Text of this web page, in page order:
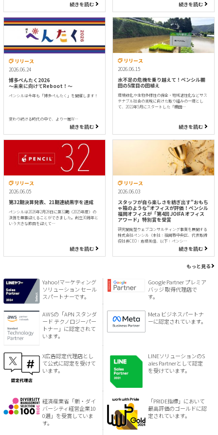
続きを読む 続きを読む
リリース
2026.06.24
博多ぺんたく2026
〜未来に向けてReboot！〜
ペンシルは今年も「博多ぺんたく」を開催します！
変わり続ける時代の中で、より一層W…
続きを読む
リリース
2026.06.15
水不足の危機を乗り越えて！ペンシル棚
田の5度目の田植え
環境緑化や生物多様性の保全・地域活性化などサス
テナブル社会の実現に向けた取り組みの一環とし
て、2022年5月にスタートした「棚田…
続きを読む
リリース
2026.06.05
第32期決算発表、21期連続黒字を達成
ペンシルは2026年2月28日に第32期（2025年度）の
決算を無事迎えることができました。創立30周年と
いう大きな節目を迎えて…
続きを読む
リリース
2026.06.03
スタッフが自ら楽しさを紡ぎ出す"おもち
ゃ箱のような"オフィスが評価！ペンシル
福岡オフィスが「第4回 JOIFA オフィス
アワード」特別賞を受賞
研究開発型ウェブコンサルティング事業を展開する
株式会社ペンシル（本社：福岡市中央区、代表取締
役社長CEO：倉橋美佳、以下：ペンシ…
続きを読む
もっと見る
Yahoo!マーケティング
ソリューション セール
スパートナーです。
Google Partner プレミア
バッジ 取得代理店で
す。
AWSの「APN スタンダ
ード テクノロジーパー
トナー」に認定されて
います。
Meta ビジネスパートナ
ーに認定されています。
X広告認定代理店とし
て公式に認定を受けて
います。
LINEソリューションのS
ales Partnerとして認定
を受けています。
経済産業省「新・ダイ
バーシティ経営企業10
0選」を受賞していま
す。
「PRIDE指標」において
最高評価のゴールドに認
定されています。